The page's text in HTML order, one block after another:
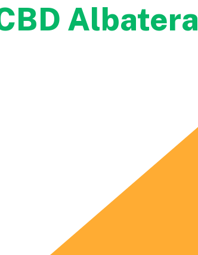
Albatera